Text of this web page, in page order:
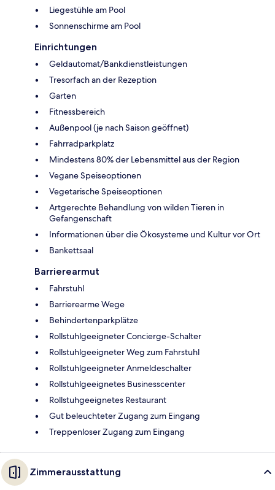
Liegestühle am Pool
Sonnenschirme am Pool
Einrichtungen
Geldautomat/Bankdienstleistungen
Tresorfach an der Rezeption
Garten
Fitnessbereich
Außenpool (je nach Saison geöffnet)
Fahrradparkplatz
Mindestens 80% der Lebensmittel aus der Region
Vegane Speiseoptionen
Vegetarische Speiseoptionen
Artgerechte Behandlung von wilden Tieren in
Gefangenschaft
Informationen über die Ökosysteme und Kultur vor Ort
Bankettsaal
Barrierearmut
Fahrstuhl
Barrierearme Wege
Behindertenparkplätze
Rollstuhlgeeigneter Concierge-Schalter
Rollstuhlgeeigneter Weg zum Fahrstuhl
Rollstuhlgeeigneter Anmeldeschalter
Rollstuhlgeeignetes Businesscenter
Rollstuhgeeignetes Restaurant
Gut beleuchteter Zugang zum Eingang
Treppenloser Zugang zum Eingang
Zimmerausstattung